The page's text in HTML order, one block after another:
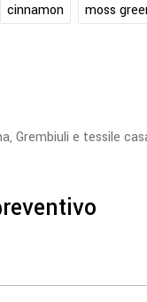
cinnamon moss
, Grembiuli e tessile